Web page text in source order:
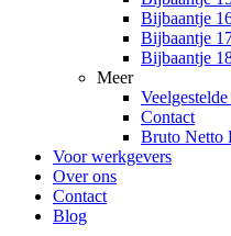
Bijbaantje
Bijbaantje
Bijbaantje
Meer
Contact
Bruto Netto
Voor werkgevers
Over ons
Contact
Blog